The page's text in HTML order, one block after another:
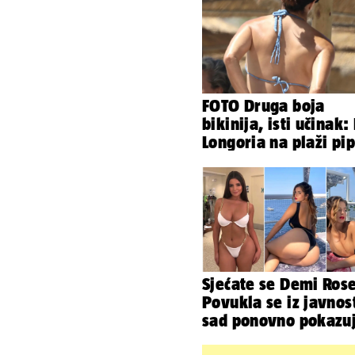
FOTO Druga boja
bikinija, isti učinak:
Longoria na plaži
Sjećate se Demi
Povukla se iz
sad ponovno